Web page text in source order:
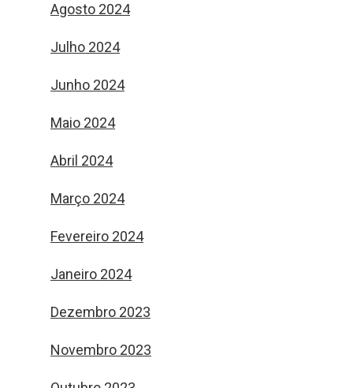
Agosto 2024
Julho 2024
Junho 2024
Maio 2024
Abril 2024
Março 2024
Fevereiro 2024
Janeiro 2024
Dezembro 2023
Novembro 2023